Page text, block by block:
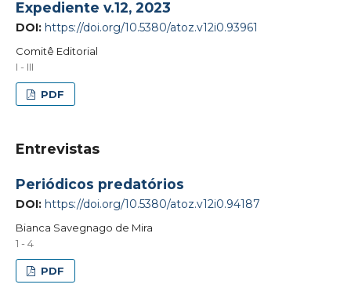
Expediente v.12, 2023
DOI: https://doi.org/10.5380/atoz.v12i0.93961
Comitê Editorial
I - III
PDF
Entrevistas
Periódicos predatórios
DOI: https://doi.org/10.5380/atoz.v12i0.94187
Bianca Savegnago de Mira
1 - 4
PDF